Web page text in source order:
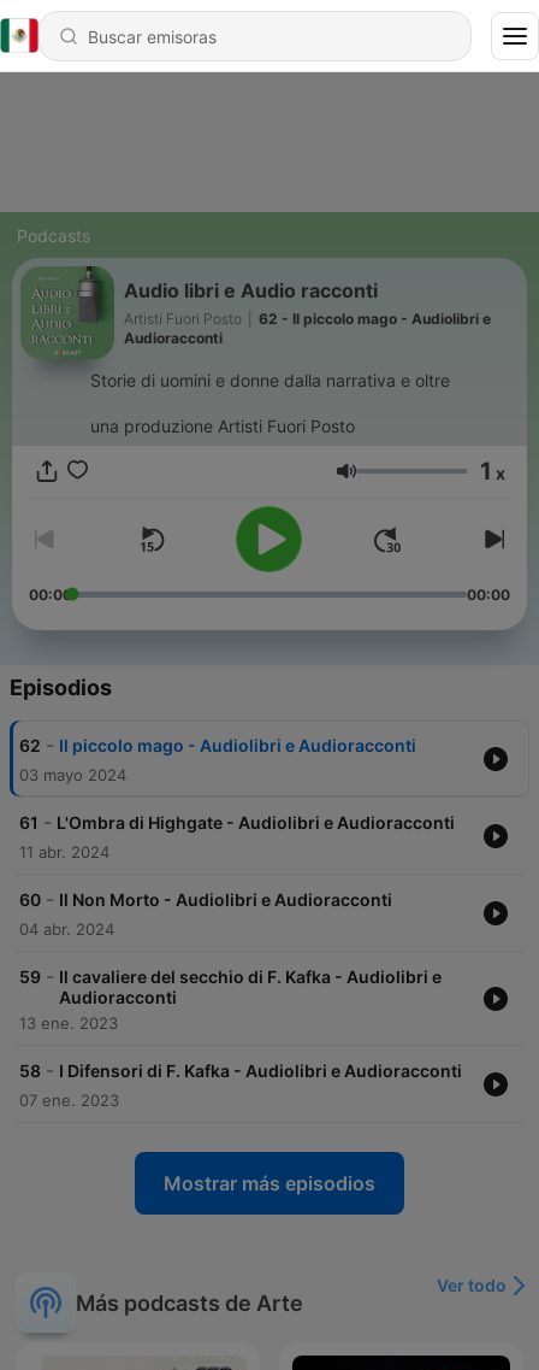
Podcasts
Audio libri e Audio racconti
Artisti Fuori Posto
62 - Il piccolo mago - Audiolibri e
Audioracconti
Storie di uomini e donne dalla narrativa e oltre
una produzione Artisti Fuori Posto
Volumen 1 x
00:00 00:00
Episodios
62 - Il piccolo mago - Audiolibri e Audioracconti
03 mayo 2024
61 - L'Ombra di Highgate - Audiolibri e Audioracconti
11 abr. 2024
60 - Il Non Morto - Audiolibri e Audioracconti
04 abr. 2024
59 - Il cavaliere del secchio di F. Kafka - Audiolibri e
Audioracconti
13 ene. 2023
58 - I Difensori di F. Kafka - Audiolibri e Audioracconti
07 ene. 2023
Mostrar más episodios
Más podcasts de Arte
Ver todo